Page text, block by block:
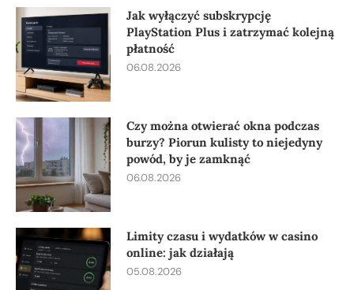
Jak wyłączyć subskrypcję
PlayStation Plus i zatrzymać kolejną
płatność
06.08.2026
Czy można otwierać okna podczas
burzy? Piorun kulisty to niejedyny
powód, by je zamknąć
06.08.2026
Limity czasu i wydatków w casino
online: jak działają
05.08.2026